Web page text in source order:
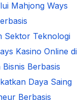
Mahjong Ways
Sektor Teknologi
Kasino Online di
Berbasis
Daya Saing
Berbasis